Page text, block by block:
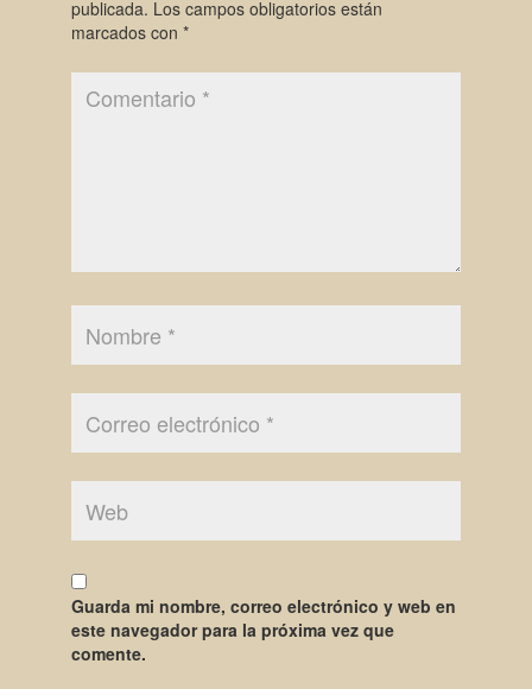
publicada. Los campos obligatorios están
marcados con *
Guarda mi nombre, correo electrónico y web en
este navegador para la próxima vez que
comente.